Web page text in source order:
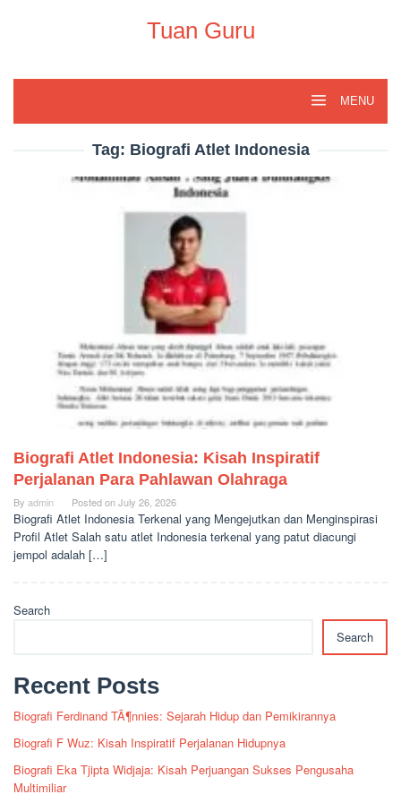
Tuan Guru
MENU
Tag: Biografi Atlet Indonesia
Biografi Atlet Indonesia: Kisah Inspiratif
Perjalanan Para Pahlawan Olahraga
By admin Posted onJuly 26, 2026
Biografi Atlet Indonesia Terkenal yang Mengejutkan dan Menginspirasi
Profil Atlet Salah satu atlet Indonesia terkenal yang patut diacungi
jempol adalah […]
Search
Search
Recent Posts
Biografi Ferdinand TÃ¶nnies: Sejarah Hidup dan Pemikirannya
Biografi F Wuz: Kisah Inspiratif Perjalanan Hidupnya
Biografi Eka Tjipta Widjaja: Kisah Perjuangan Sukses Pengusaha
Multimiliar